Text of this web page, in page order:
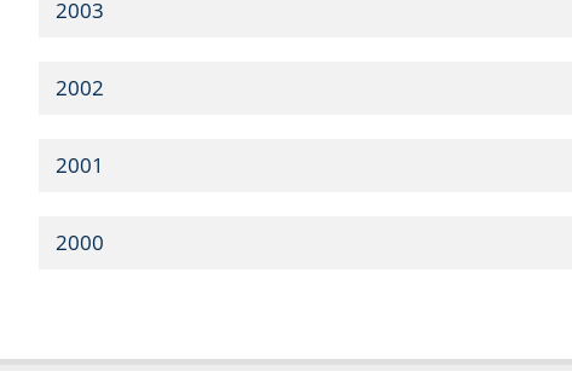
2003
2002
2001
2000